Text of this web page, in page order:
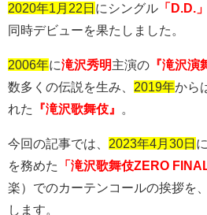
2020年1月22日 にシングル 「D.D.」
同時デビューを果たしました。
2006年に滝沢秀明主演の 『滝沢演
数多くの伝説を生み、 2019年から
れた
『滝沢歌舞伎』
今回の記事では、 2023年4月30日
を務めた
「滝沢歌舞伎ZERO FINAL
楽）でのカーテンコールの挨拶を
します。